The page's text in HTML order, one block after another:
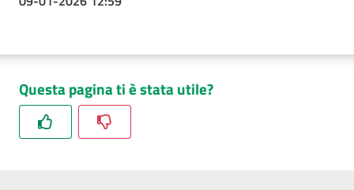
Questa pagina ti è stata utile?